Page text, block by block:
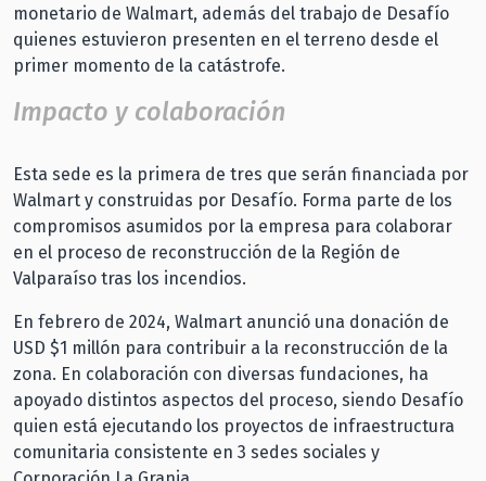
monetario de Walmart, además del trabajo de Desafío
quienes estuvieron presenten en el terreno desde el
primer momento de la catástrofe.
Impacto y colaboración
Esta sede es la primera de tres que serán financiada por
Walmart y construidas por Desafío. Forma parte de los
compromisos asumidos por la empresa para colaborar
en el proceso de reconstrucción de la Región de
Valparaíso tras los incendios.
En febrero de 2024, Walmart anunció una donación de
USD $1 millón para contribuir a la reconstrucción de la
zona. En colaboración con diversas fundaciones, ha
apoyado distintos aspectos del proceso, siendo Desafío
quien está ejecutando los proyectos de infraestructura
comunitaria consistente en 3 sedes sociales y